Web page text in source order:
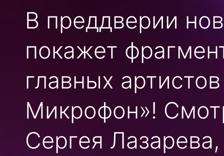
В преддверии
покажет
главных
Микрофон»!
Сергея